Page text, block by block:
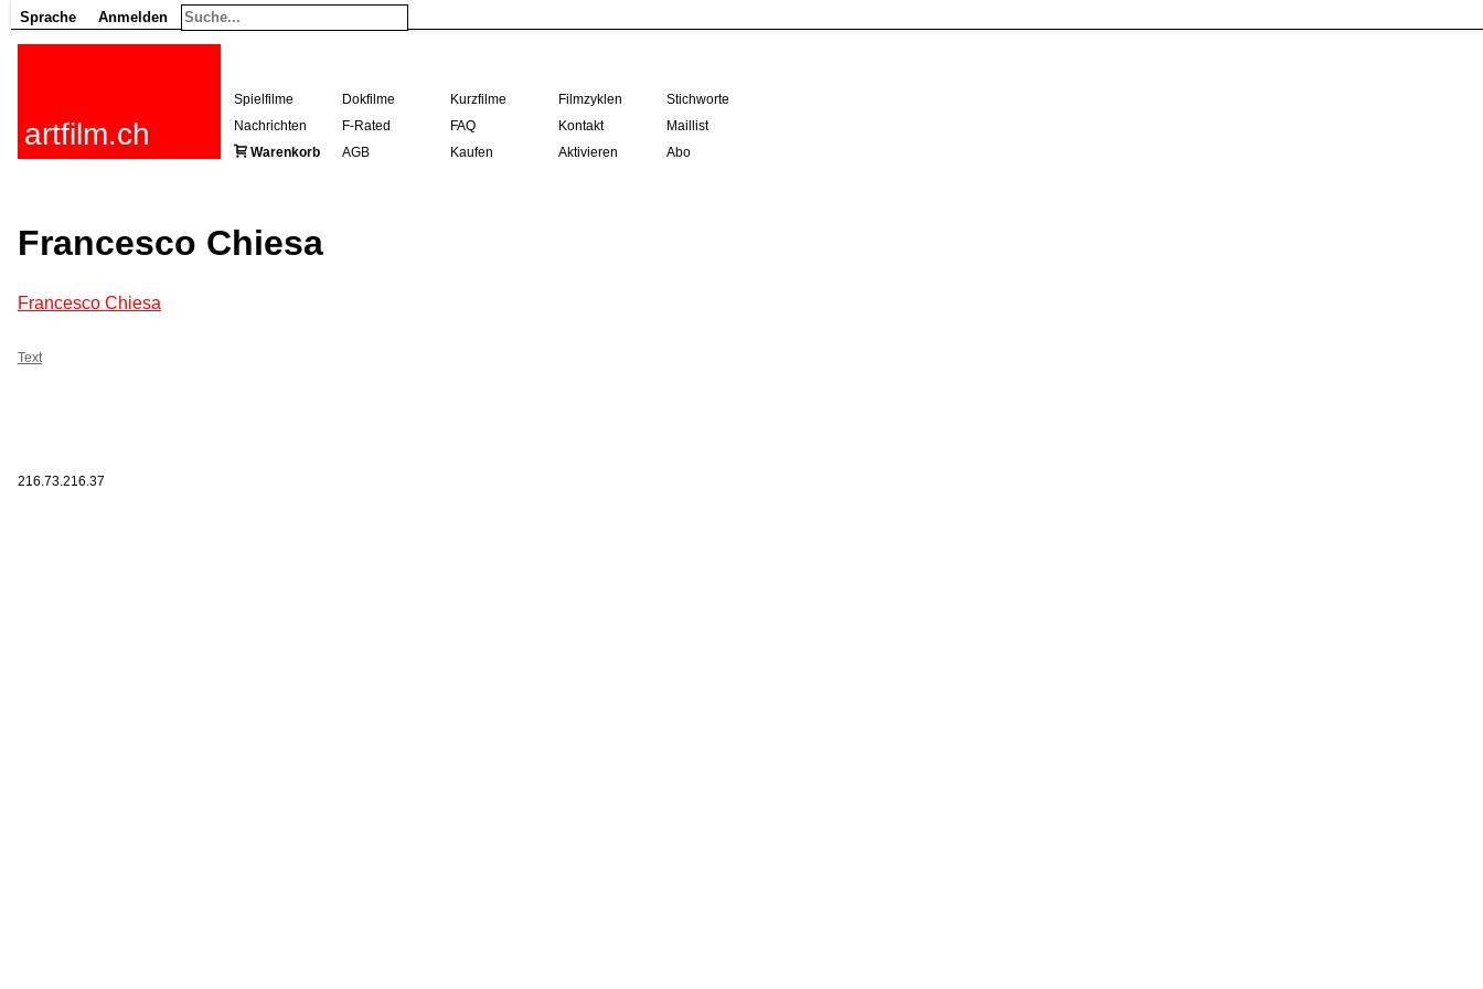
Sprache Anmelden
artfilm.ch
Spielfilme Dokfilme Kurzfilme Filmzyklen
Stichworte
Nachrichten
F-Rated FAQ Kontakt
Maillist
Warenkorb
AGB Kaufen Aktivieren Abo
Francesco Chiesa
Francesco Chiesa
Text
216.73.216.37